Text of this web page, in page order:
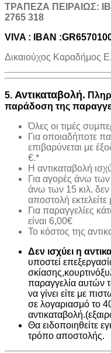
TΡΑΠΕΖΑ ΠΕΙΡΑΙΩΣ:
2765 318
VIVA : IBAN
Δικαιούχος Καραδήμος
5. Αντικαταβολή.
παράδοση της
Όλες οι τιμές
Για οποιαδήποτε
επιβαρύνεται με
€.*
H αντικαταβολή
Για αγορές άνω
άνω των 15 κιλ. δεν
αποστολή εκτελείτε
Για παραγγελίες
είναι 6,00€
Το κόστος της
Δεν ισχύει η
υποστεί
παραγγελία αυτών
να γίνει είτε με
σε λογαριασμό το
Θα ειδοποιηθείτε
τρόπο αποστολής.